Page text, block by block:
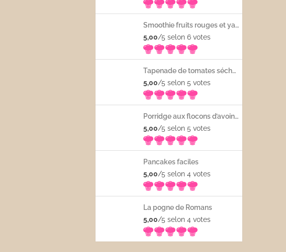
Smoothie fruits rouges et yaourt
5,00/5 selon 6 votes
Tapenade de tomates séchées
5,00/5 selon 5 votes
Porridge aux flocons d’avoine avec les fruits frais
5,00/5 selon 5 votes
Pancakes faciles
5,00/5 selon 4 votes
La pogne de Romans
5,00/5 selon 4 votes